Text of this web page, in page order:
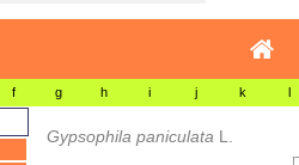
f g h i j k l
Gypsophila paniculata L.